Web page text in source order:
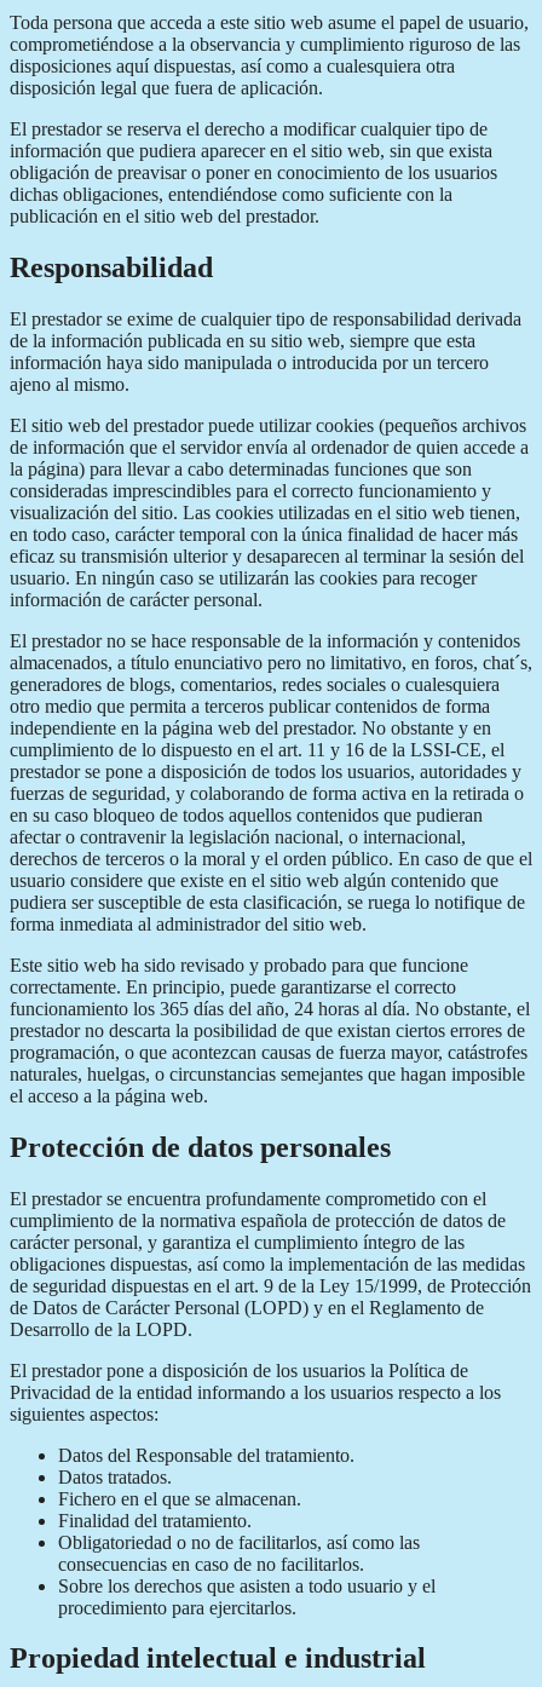
Toda persona que acceda a este sitio web asume el papel de usuario,
comprometiéndose a la observancia y cumplimiento riguroso de las
disposiciones aquí dispuestas, así como a cualesquiera otra
disposición legal que fuera de aplicación.
El prestador se reserva el derecho a modificar cualquier tipo de
información que pudiera aparecer en el sitio web, sin que exista
obligación de preavisar o poner en conocimiento de los usuarios
dichas obligaciones, entendiéndose como suficiente con la
publicación en el sitio web del prestador.
Responsabilidad
El prestador se exime de cualquier tipo de responsabilidad derivada
de la información publicada en su sitio web, siempre que esta
información haya sido manipulada o introducida por un tercero
ajeno al mismo.
El sitio web del prestador puede utilizar cookies (pequeños archivos
de información que el servidor envía al ordenador de quien accede a
la página) para llevar a cabo determinadas funciones que son
consideradas imprescindibles para el correcto funcionamiento y
visualización del sitio. Las cookies utilizadas en el sitio web tienen,
en todo caso, carácter temporal con la única finalidad de hacer más
eficaz su transmisión ulterior y desaparecen al terminar la sesión del
usuario. En ningún caso se utilizarán las cookies para recoger
información de carácter personal.
El prestador no se hace responsable de la información y contenidos
almacenados, a título enunciativo pero no limitativo, en foros, chat´s,
generadores de blogs, comentarios, redes sociales o cualesquiera
otro medio que permita a terceros publicar contenidos de forma
independiente en la página web del prestador. No obstante y en
cumplimiento de lo dispuesto en el art. 11 y 16 de la LSSI-CE, el
prestador se pone a disposición de todos los usuarios, autoridades y
fuerzas de seguridad, y colaborando de forma activa en la retirada o
en su caso bloqueo de todos aquellos contenidos que pudieran
afectar o contravenir la legislación nacional, o internacional,
derechos de terceros o la moral y el orden público. En caso de que el
usuario considere que existe en el sitio web algún contenido que
pudiera ser susceptible de esta clasificación, se ruega lo notifique de
forma inmediata al administrador del sitio web.
Este sitio web ha sido revisado y probado para que funcione
correctamente. En principio, puede garantizarse el correcto
funcionamiento los 365 días del año, 24 horas al día. No obstante, el
prestador no descarta la posibilidad de que existan ciertos errores de
programación, o que acontezcan causas de fuerza mayor, catástrofes
naturales, huelgas, o circunstancias semejantes que hagan imposible
el acceso a la página web.
Protección de datos personales
El prestador se encuentra profundamente comprometido con el
cumplimiento de la normativa española de protección de datos de
carácter personal, y garantiza el cumplimiento íntegro de las
obligaciones dispuestas, así como la implementación de las medidas
de seguridad dispuestas en el art. 9 de la Ley 15/1999, de Protección
de Datos de Carácter Personal (LOPD) y en el Reglamento de
Desarrollo de la LOPD.
El prestador pone a disposición de los usuarios la Política de
Privacidad de la entidad informando a los usuarios respecto a los
siguientes aspectos:
Datos del Responsable del tratamiento.
Datos tratados.
Fichero en el que se almacenan.
Finalidad del tratamiento.
Obligatoriedad o no de facilitarlos, así como las
consecuencias en caso de no facilitarlos.
Sobre los derechos que asisten a todo usuario y el
procedimiento para ejercitarlos.
Propiedad intelectual e industrial